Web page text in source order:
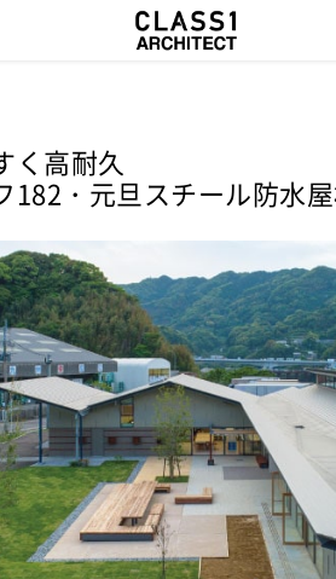
く高耐久
182・元旦スチール防水